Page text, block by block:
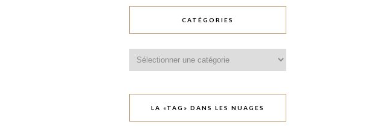
CATÉGORIES
LA «TAG» DANS LES NUAGES